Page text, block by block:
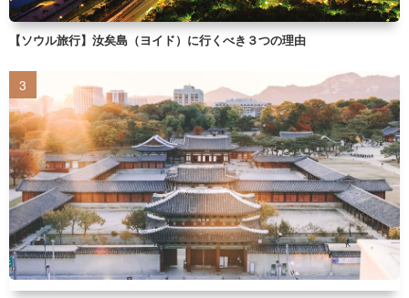
【ソウル旅行】汝矣島（ヨイド）に行くべき３つの理由